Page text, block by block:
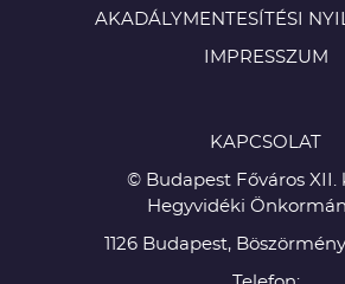
AKADÁLYMENTESÍTÉSI
IMPRESSZUM
KAPCSOLAT
© Budapest Főváros XII.
Hegyvidéki
1126 Budapest,